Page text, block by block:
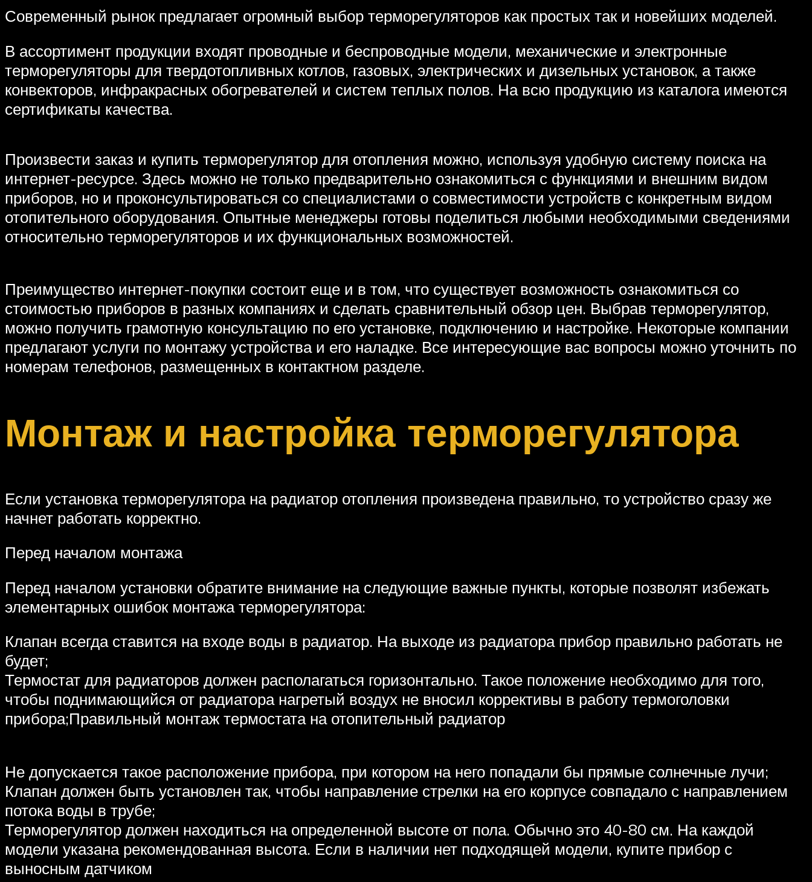
Современный рынок предлагает огромный выбор терморегуляторов как простых так и новейших моделей.
В ассортимент продукции входят проводные и беспроводные модели, механические и электронные
терморегуляторы для твердотопливных котлов, газовых, электрических и дизельных установок, а также
конвекторов, инфракрасных обогревателей и систем теплых полов. На всю продукцию из каталога имеются
сертификаты качества.
Произвести заказ и купить терморегулятор для отопления можно, используя удобную систему поиска на
интернет-ресурсе. Здесь можно не только предварительно ознакомиться с функциями и внешним видом
приборов, но и проконсультироваться со специалистами о совместимости устройств с конкретным видом
отопительного оборудования. Опытные менеджеры готовы поделиться любыми необходимыми сведениями
относительно терморегуляторов и их функциональных возможностей.
Преимущество интернет-покупки состоит еще и в том, что существует возможность ознакомиться со
стоимостью приборов в разных компаниях и сделать сравнительный обзор цен. Выбрав терморегулятор,
можно получить грамотную консультацию по его установке, подключению и настройке. Некоторые компании
предлагают услуги по монтажу устройства и его наладке. Все интересующие вас вопросы можно уточнить по
номерам телефонов, размещенных в контактном разделе.
Монтаж и настройка терморегулятора
Если установка терморегулятора на радиатор отопления произведена правильно, то устройство сразу же
начнет работать корректно.
Перед началом монтажа
Перед началом установки обратите внимание на следующие важные пункты, которые позволят избежать
элементарных ошибок монтажа терморегулятора:
Клапан всегда ставится на входе воды в радиатор. На выходе из радиатора прибор правильно работать не
будет;
Термостат для радиаторов должен располагаться горизонтально. Такое положение необходимо для того,
чтобы поднимающийся от радиатора нагретый воздух не вносил коррективы в работу термоголовки
прибора;Правильный монтаж термостата на отопительный радиатор
Не допускается такое расположение прибора, при котором на него попадали бы прямые солнечные лучи;
Клапан должен быть установлен так, чтобы направление стрелки на его корпусе совпадало с направлением
потока воды в трубе;
Терморегулятор должен находиться на определенной высоте от пола. Обычно это 40-80 см. На каждой
модели указана рекомендованная высота. Если в наличии нет подходящей модели, купите прибор с
выносным датчиком